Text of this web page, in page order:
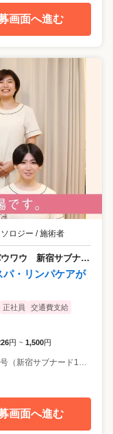
画面へ進む
ロジー / 施術者
新宿サブナード店
・リンパケアが
正社員
交通費支給
円 ~ 1,500円
宿サブナード1丁目）
画面へ進む